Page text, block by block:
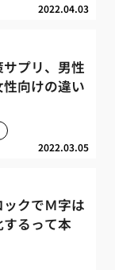
2022.04.03
プリ、男性
向けの違い
2022.03.05
クでＭ字は
るって本